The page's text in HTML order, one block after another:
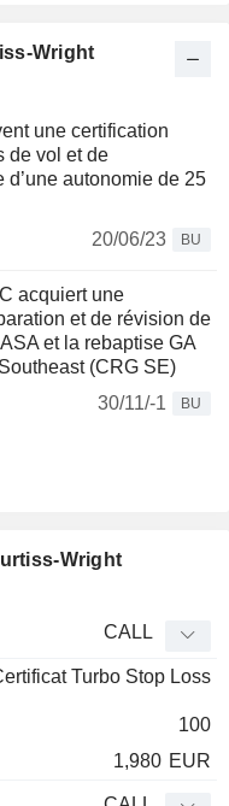
Wright
une certification
de vol et de
autonomie de 25
20/06/23
BU
acquiert une
et de révision de
et la rebaptise GA
(CRG SE)
30/11/-1
BU
Wright
Cours
CALL
Turbo Stop Loss
100
1,980 EUR